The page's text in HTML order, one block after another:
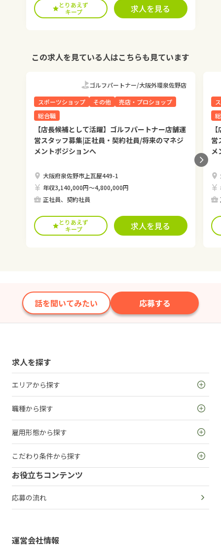
とりあえず
キープ
求人を見る
この求人を見ている人はこちらも見ています
ゴルフパートナー/大阪外環泉佐野店
スポーツショップ
その他
売店・プロショップ
総合職
【店長候補として活躍】ゴルフパートナー店舗運
営スタッフ募集|正社員・契約社員/将来のマネジ
メントポジションへ
大阪府泉佐野市上瓦屋449-1
年収3,140,000円〜4,800,000円
正社員、契約社員
とりあえず
キープ
求人を見る
営
メ
話を聞いてみたい 応募する
求人を探す
エリアから探す
職種から探す
雇用形態から探す
こだわり条件から探す
お役立ちコンテンツ
応募の流れ
運営会社情報